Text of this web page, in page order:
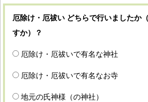
厄除け・厄祓い どちらで行いましたか
すか）？
厄除け・厄祓いで有名な神社
厄除け・厄祓いで有名なお寺
地元の氏神様（の神社）